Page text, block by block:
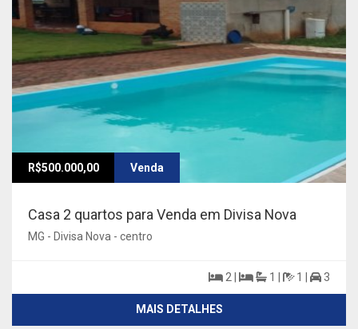
R$500.000,00 Venda
Casa 2 quartos para Venda em Divisa Nova
MG - Divisa Nova - centro
2 | 1 | 1 | 3
MAIS DETALHES